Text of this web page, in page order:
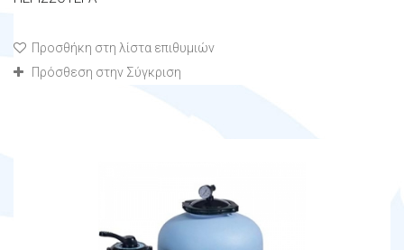
Προσθήκη στη λίστα επιθυμιών
Πρόσθεση στην Σύγκριση